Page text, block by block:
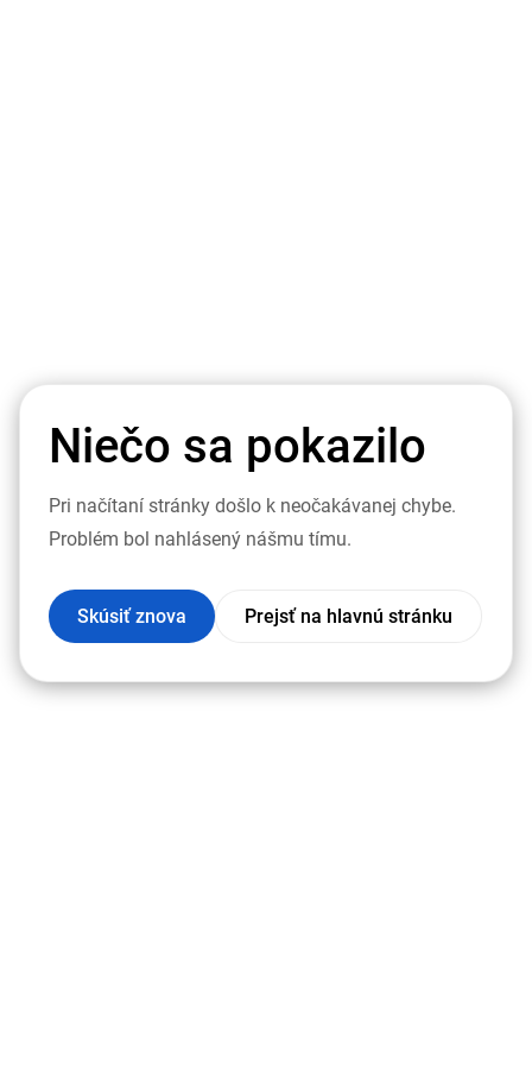
Niečo sa pokazilo
Pri načítaní stránky došlo k neočakávanej chybe.
Problém bol nahlásený nášmu tímu.
Skúsiť znova Prejsť na hlavnú stránku